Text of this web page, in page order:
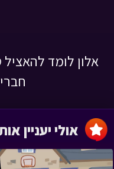
אלון לומד להאציל